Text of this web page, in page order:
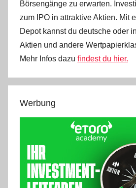
Börsengänge zu erwarten.
zum IPO in attraktive Aktien. Mit
Depot kannst du deutsche oder
Aktien und andere
Mehr Infos dazu findest du hier.
Werbung